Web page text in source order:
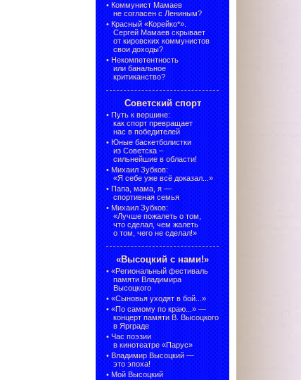
• Коммунист Мамаев
не согласен с Лениным?
• Красный «Корейко*».
Сергей Мамаев скрывает
от кировских коммунистов
свои доходы?
• Некомпетентность
или банальное
критиканство?
Советский спорт
• Путь к вершине:
как спорт превращает
нас в победителей
• Юные баскетболистки
из Советска –
сильнейшие в области!
• Михаил Зубков:
«Я себе уже всё доказал...»
• Папа, мама, я —
спортивная семья
• Михаил Зубков:
«Лучше пожалеть о том,
что сделал, чем жалеть
о том, чего не сделал!»
«Высоцкий с нами!»
• «Региональный фестиваль
памяти Владимира
Высоцкого
• «Сыновья уходят в бой...»
• «По самому по краю...» —
концерт памяти В. Высоцкого
в Ярграде
• Час поэзии
в кинотеатре «Парус»
• Владимир Высоцкий —
это эпоха!
• Мой Высоцкий